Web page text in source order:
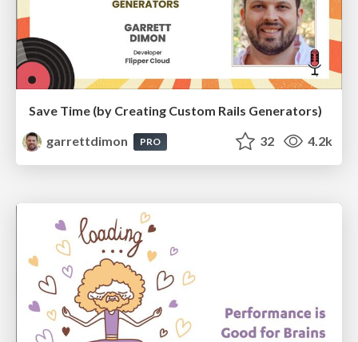
Save Time (by Creating Custom Rails Generators)
garrettdimon
PRO 32 4.2k